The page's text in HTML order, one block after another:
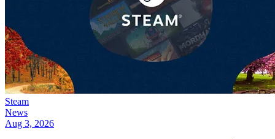
Steam
News
Aug 3, 2026